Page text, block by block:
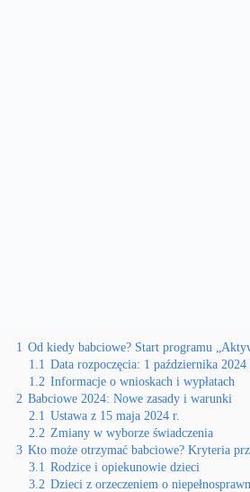
1 Od kiedy babciowe? Start programu
1.1 Data rozpoczęcia: 1 października 2024
1.2 Informacje o wnioskach i wypłatach
2 Babciowe 2024: Nowe zasady i warunki
2.1 Ustawa z 15 maja 2024 r.
2.2 Zmiany w wyborze świadczenia
3 Kto może otrzymać babciowe? Kryteria
3.1 Rodzice i opiekunowie dzieci
3.2 Dzieci z orzeczeniem o